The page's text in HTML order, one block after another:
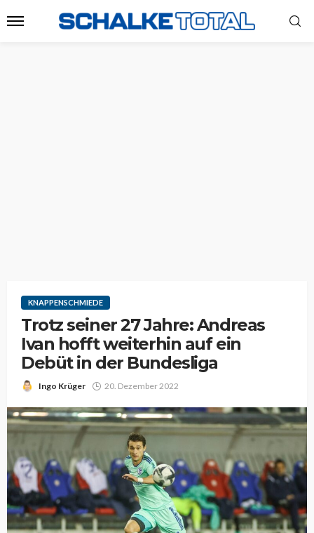
KNAPPENSCHMIEDE
Trotz seiner 27 Jahre: Andreas
Ivan hofft weiterhin auf ein
Debüt in der Bundesliga
Ingo Krüger 20. Dezember 2022